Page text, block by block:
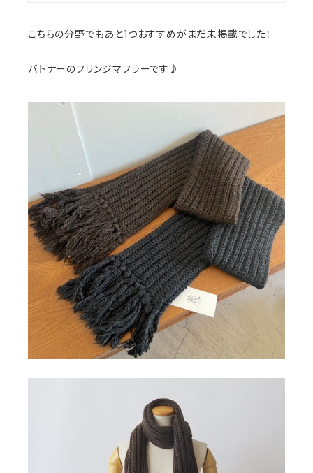
こちらの分野でもあと1つおすすめがまだ未掲載でした！
バトナーのフリンジマフラーです♪